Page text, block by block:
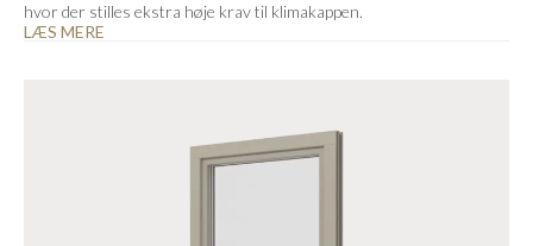
hvor der stilles ekstra høje krav til klimakappen.
LÆS MERE